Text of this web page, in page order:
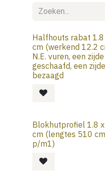
Halfhouts rabat
cm (werkend 12.2
N.E. vuren, een zijde
geschaafd, een
bezaagd
Blokhutprofiel 1.8
cm (lengtes 510
p/m1)